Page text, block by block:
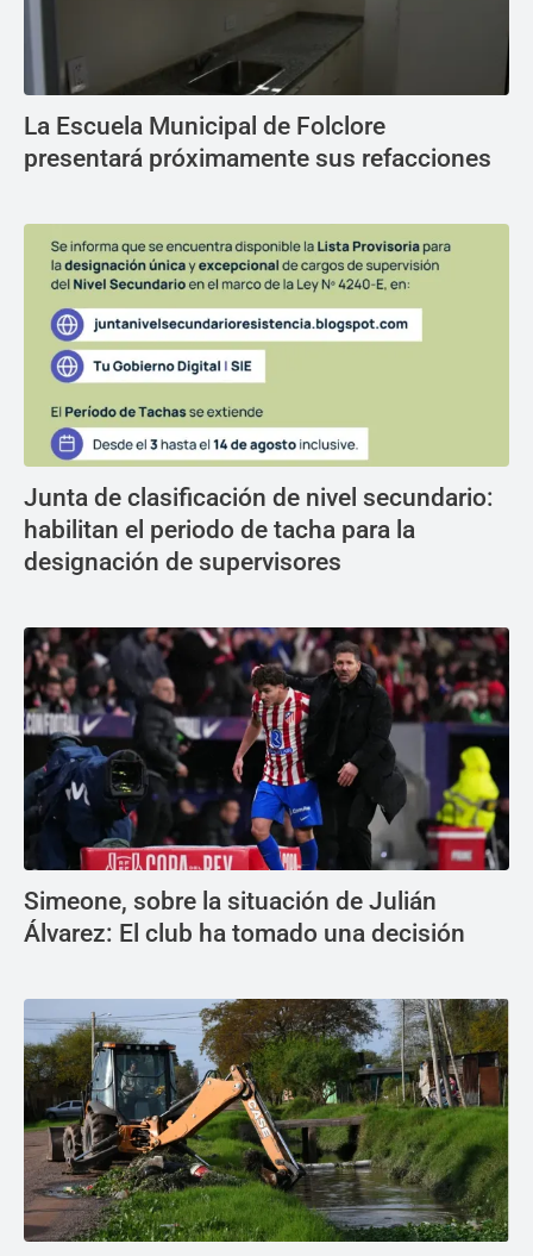
La Escuela Municipal de Folclore
presentará próximamente sus refacciones
Junta de clasificación de nivel secundario:
habilitan el periodo de tacha para la
designación de supervisores
Simeone, sobre la situación de Julián
Álvarez: El club ha tomado una decisión